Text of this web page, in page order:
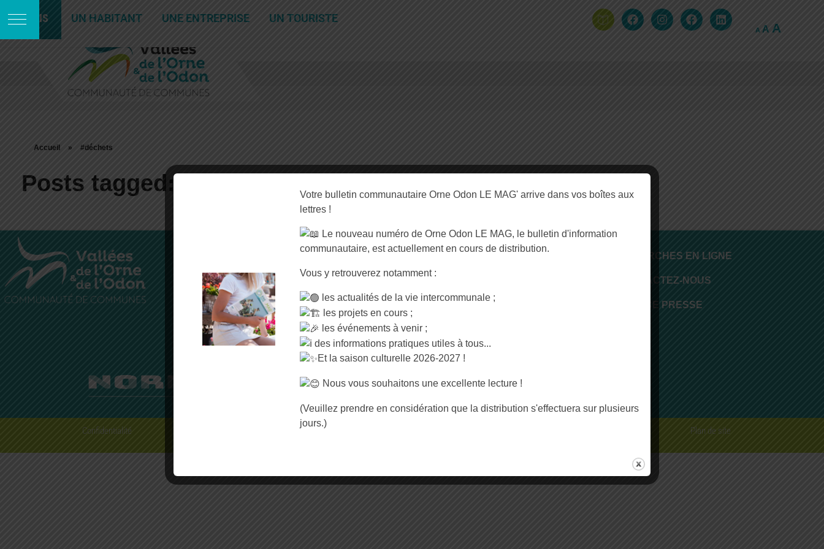
JE SUIS UN HABITANT UNE ENTREPRISE UN TOURISTE
A A A
Accueil » #déchets
Posts tagged: #déchets
Vallées de l’Orne et de l’Odon
4 rue du Colonel Arnaud Beltrame
14210 Évrecy
Normandie
Téléphone : 02 31 73 11 98
> de 9h à 12h30 et de 14h00 à 17h30
Suivez-nous sur Facebook
DÉMARCHES EN LIGNE
CONTACTEZ-NOUS
ESPACE PRESSE
Confidentialité Mentions Légales Plan de site
Votre bulletin communautaire Orne Odon LE MAG' arrive dans vos boîtes aux
lettres !
Le nouveau numéro de Orne Odon LE MAG, le bulletin d'information
communautaire, est actuellement en cours de distribution.
Vous y retrouverez notamment :
les actualités de la vie intercommunale ;
les projets en cours ;
les événements à venir ;
des informations pratiques utiles à tous...
Et la saison culturelle 2026-2027 !
Nous vous souhaitons une excellente lecture !
(Veuillez prendre en considération que la distribution s'effectuera sur plusieurs
jours.)